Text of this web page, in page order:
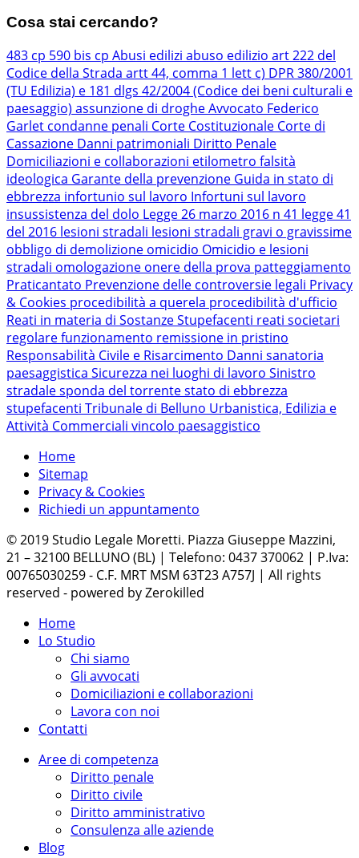
Cosa stai cercando?
483 cp 590 bis cp Abusi edilizi abuso edilizio art 222 del
Codice della Strada artt 44, comma 1 lett c) DPR 380/2001
(TU Edilizia) e 181 dlgs 42/2004 (Codice dei beni culturali e
paesaggio) assunzione di drogheAvvocato Federico
Garlet condanne penali Corte Costituzionale Corte di
Cassazione Danni patrimoniali Diritto Penale
Domiciliazioni e collaborazioni etilometro falsità
ideologica Garante della prevenzione Guida in stato di
ebbrezza infortunio sul lavoro Infortuni sul lavoro
insussistenza del dolo Legge 26 marzo 2016 n 41 legge 41
del 2016 lesioni stradali lesioni stradali gravi o gravissime
obbligo di demolizione omicidio Omicidio e lesioni
stradali omologazione onere della prova patteggiamento
Praticantato Prevenzione delle controversie legali Privacy
& Cookies procedibilità a querela procedibilità d'ufficio
Reati in materia di Sostanze Stupefacenti reati societari
regolare funzionamento remissione in pristino
Responsabilità Civile e Risarcimento Danni sanatoria
paesaggistica Sicurezza nei luoghi di lavoro Sinistro
stradalesponda del torrentestato di ebbrezza
stupefacenti Tribunale di Belluno Urbanistica, Edilizia e
Attività Commerciali vincolo paesaggistico
Home
Sitemap
Privacy & Cookies
Richiedi un appuntamento
© 2019 Studio Legale Moretti. Piazza Giuseppe Mazzini,
21 – 32100 BELLUNO (BL) | Telefono: 0437 370062 | P.Iva:
00765030259 - C.F. MRT MSM 63T23 A757J | All rights
reserved - powered by Zerokilled
Home
Lo Studio
Chi siamo
Gli avvocati
Domiciliazioni e collaborazioni
Lavora con noi
Contatti
Aree di competenza
Diritto penale
Diritto civile
Diritto amministrativo
Consulenza alle aziende
Blog